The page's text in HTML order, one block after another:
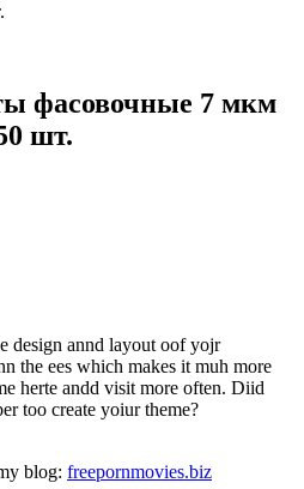
фасовочные 7 мкм
шт.
design annd layout oof yojr
the ees which makes it muh more
herte andd visit more often. Diid
too create yoiur theme?
blog: freepornmovies.biz